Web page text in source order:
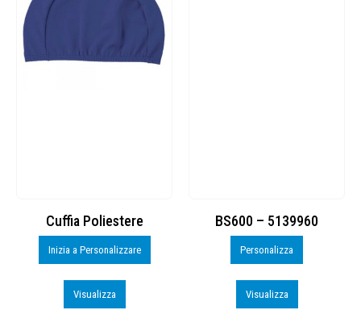
Cuffia Poliestere
Inizia a Personalizzare
Visualizza
BS600 – 5139960
Personalizza
Visualizza